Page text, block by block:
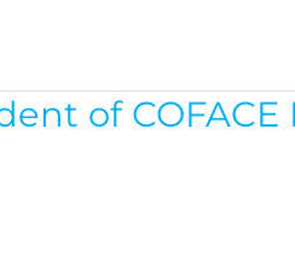
of